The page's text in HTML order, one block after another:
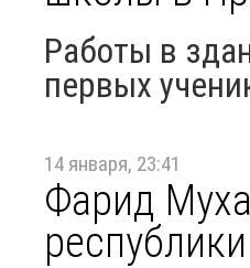
Работы в
первых
14 января, 23:41
Фарид